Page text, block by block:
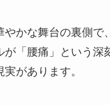
やかな舞台の裏側で
が「腰痛」という深
があります。